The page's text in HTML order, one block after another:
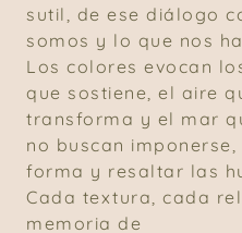
sutil, de ese diálogo
somos y lo que nos
Los colores evocan
que sostiene, el aire
transforma y el mar
no buscan
forma y resaltar las
Cada textura, cada
memoria de